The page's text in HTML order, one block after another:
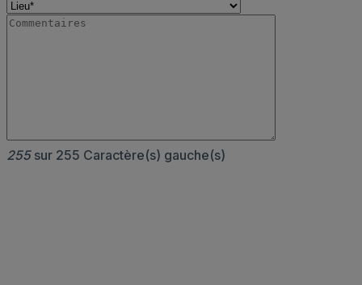
255sur 255 Caractère(s) gauche(s)